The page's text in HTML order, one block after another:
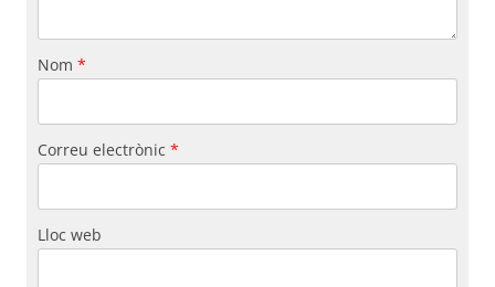
Nom *
Correu electrònic *
Lloc web